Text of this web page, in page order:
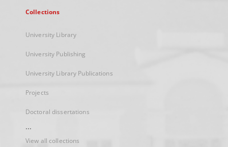
Collections
University Library
University Publishing
University Library Publications
Projects
Doctoral dissertations
...
View all collections